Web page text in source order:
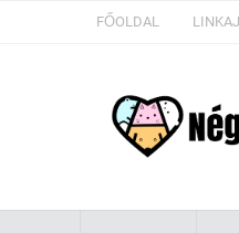
FŐOLDAL